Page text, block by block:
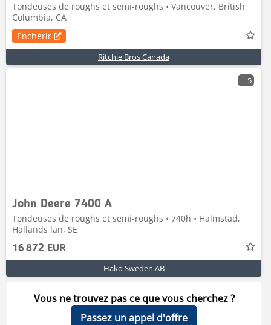
Tondeuses de roughs et semi-roughs • Vancouver, British
Columbia, CA
Enchérir
Ritchie Bros Canada
5
John Deere 7400 A
Tondeuses de roughs et semi-roughs • 740h • Halmstad,
Hallands län, SE
16 872 EUR
Hako Sweden AB
Vous ne trouvez pas ce que vous cherchez ?
Passez un appel d'offre